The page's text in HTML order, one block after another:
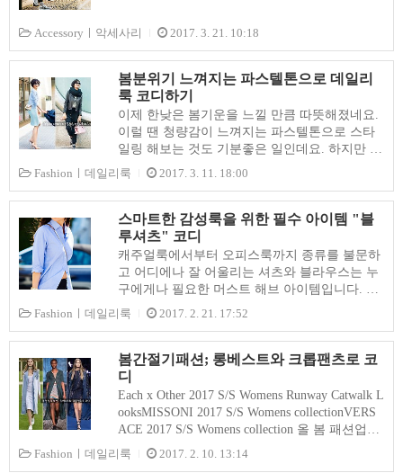
래를 통일하고 그레이톤 체스터코트를 코디하면
상큼하면서도 세련된 분위기의 봄코디를 즐길
수 있습니다. 2. 미시맘들의 모임을 위한 코디 심
플한 노슬리브 트위드 원피스에 시크한 ..
간에는 남보다 조금 더 특별하게 보이고 싶은 미
았습니다. 콜라보 제품들과 평소 즐겨신는 베이
직한 스니커즈를 활용하여 차원높은 데일리룩을
연출해보세요. 1. 메탈릭 타입의 콜라보와 한정
판 스니커즈 좌) 패션피플 사이에서 유명한 프랑
스 브랜드 스프링코트의 계절감 충만한 메탈릭
스니커즈입니다. 고급스러운 실버 메탈릭의 반
즈 디자인입니다. 우) 아디다스와 일본 인기브랜
드의 합작품이라고 합니다. 강렬하지 않은 파이
톤프린트이기 때문에 깔끔하게 포인트로..
Accessoryㅣ악세사리 2017. 3. 21. 10:18
봄분위기 느껴지는 파스텔톤으로 데일리
룩 코디하기
이제 한낮은 봄기운을 느낄 만큼 따뜻해졌네요.
이럴 땐 청량감이 느껴지는 파스텔톤으로 스타
일링 해보는 것도 기분좋은 일인데요. 하지만 파
스텔 컬러 아이템을 잘못 코디하면 오히려 스타
일을 망칠 우려가 있는 만큼 신경써서 입어야합
니다. 미시맘들의 경우 파스텔 컬러를 어른스럽
고 시크하게 코디하고 싶을 때에는 그레이시한
페일톤과 청량감있는 화이트 컬러를 이용하는
것이 좋습니다. 봄기분 물씬나는 파스텔 컬러를
적절히 활용하여 기존의 베이직 아이템과 믹스
하면 화사하고 상큼한 스타일링을 즐길 수 있답
할 수 있는 방법을 참고해보세요. 1. 간절기와 봄
럽게 느껴지는 미시맘들은 그레이톤이 섞인 파
스텔 아이템을 추천하고 싶네요. 선명한..
Fashionㅣ데일리룩 2017. 3. 11. 18:00
스마트한 감성룩을 위한 필수 아이템 "블
루셔츠" 코디
캐주얼룩에서부터 오피스룩까지 종류를 불문하
고 어디에나 잘 어울리는 셔츠와 블라우스는 누
구에게나 필요한 머스트 해브 아이템입니다. 마
음에 드는 셔츠나 블라우스 몇개만 구비해 놓으
면 계절과 상관없이 언제나 웨어러블하게 입을
수 있답니다. 특히 깔끔한 디자인이나 화이트,
블루와 같은 유행을 타지 않는 스타일이면 더욱
좋겠죠.오늘 소개하는 매니시한 블루셔츠가 바
로 그런 아이템입니다. 여자들이 가장 좋아하는
남자셔츠가 바로 블루 셔츠라고 합니다. 그럼 지
금부터 매니시하게 혹은 여성스럽게 입을 수 있
이나 활용성 높은 블루셔츠는 흰색 보다는 대조
Fashionㅣ데일리룩 2017. 2. 21. 17:52
봄간절기패션; 롱베스트와 크롭팬츠로 코
디
Each x Other 2017 S/S Womens Runway Catwalk L
ooksMISSONI 2017 S/S Womens collectionVERS
ACE 2017 S/S Womens collection 올 봄 패션업계
의 신상들을 보면 모두 "롱길이" 일색인데요. 프
랑스 컨템포러리 브랜드 이치 아더(Each x Othe)
Fashionㅣ데일리룩 2017. 2. 10. 13:14